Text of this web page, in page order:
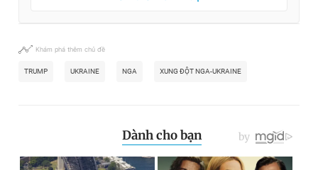
Khám phá thêm chủ đề
TRUMP UKRAINE NGA XUNG ĐỘT NGA-UKRAINE